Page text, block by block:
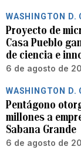
WASHINGTON D.
Proyecto de
Casa Pueblo
de ciencia e
6 de agosto de
WASHINGTON D.
Pentágono
millones a
Sabana Grande
6 de agosto de